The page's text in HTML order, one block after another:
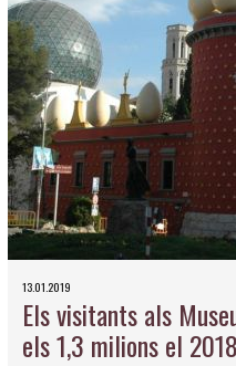
13.01.2019
Els visitants als
els 1,3 milions el 2018